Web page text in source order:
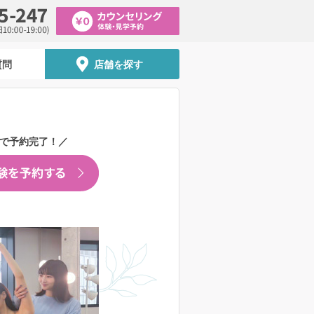
店舗を探す
予約完了！／